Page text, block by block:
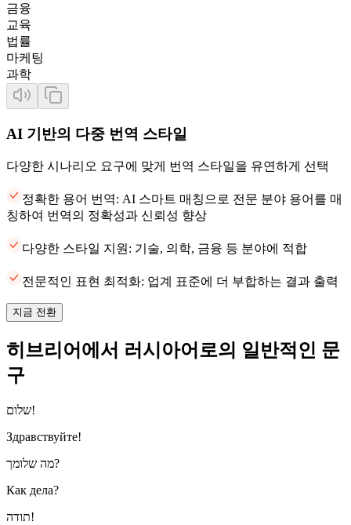
금융
교육
법률
마케팅
과학
AI 기반의 다중 번역 스타일
다양한 시나리오 요구에 맞게 번역 스타일을 유연하게 선택
정확한 용어 번역: AI 스마트 매칭으로 전문 분야 용어를 매
칭하여 번역의 정확성과 신뢰성 향상
다양한 스타일 지원: 기술, 의학, 금융 등 분야에 적합
전문적인 표현 최적화: 업계 표준에 더 부합하는 결과 출력
지금 전환
히브리어에서 러시아어로의 일반적인 문
구
שלום!
Здравствуйте!
מה שלומך?
Как дела?
תודה!